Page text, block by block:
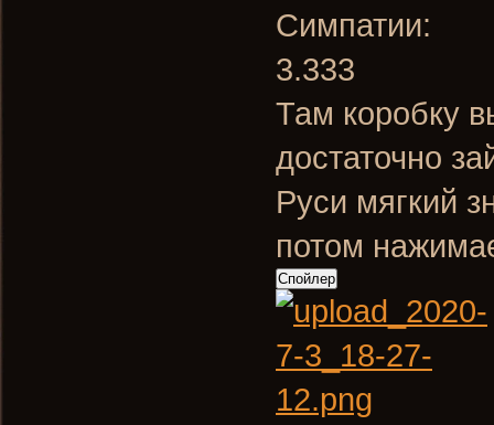
Симпатии:
3.333
Там коробку
достаточно
Руси мягкий
потом
Спойлер